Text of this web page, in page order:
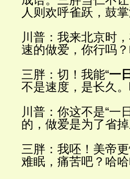
人则欢呼雀跃 ，鼓
川普：我来北京时
速的做爱，你行吗
三胖：切！我能“一
不是速度，是长久
川普：你这不是“一
的，做爱是为了省
三胖：我呸！美帝更
难眠，痛苦吧？哈哈